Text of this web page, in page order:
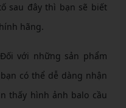
sau đây thì bạn sẽ biết
hãng.
Đối với những sản phẩm
có thể dễ dàng nhận
thấy hình ảnh balo cầu